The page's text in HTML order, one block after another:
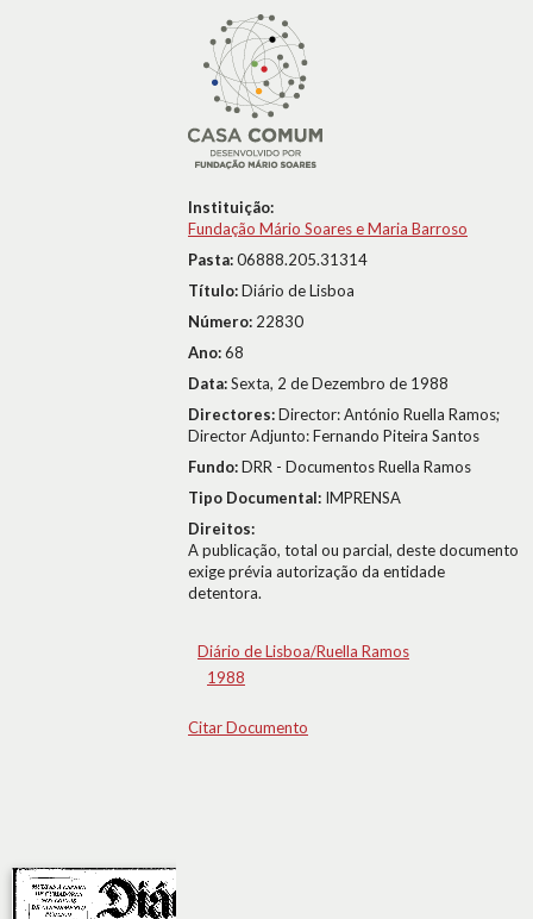
Instituição:
Fundação Mário Soares e Maria Barroso
Pasta:06888.205.31314
Título:Diário de Lisboa
Número: 22830
Ano:68
Data:Sexta, 2 de Dezembro de 1988
Directores:Director: António Ruella Ramos;
Director Adjunto: Fernando Piteira Santos
Fundo:DRR - Documentos Ruella Ramos
Tipo Documental: IMPRENSA
Direitos:
A publicação, total ou parcial, deste documento
exige prévia autorização da entidade
detentora.
Diário de Lisboa/Ruella Ramos
1988
Citar Documento